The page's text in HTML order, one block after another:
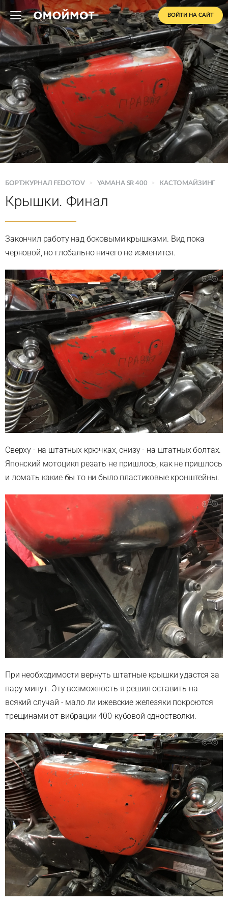
ВОЙТИ НА САЙТ
БОРТЖУРНАЛ FEDOTOV > YAMAHA SR 400 > КАСТОМАЙЗИНГ
Крышки. Финал
Закончил работу над боковыми крышками. Вид пока
черновой, но глобально ничего не изменится.
Сверху - на штатных крючках, снизу - на штатных болтах.
Японский мотоцикл резать не пришлось, как не пришлось
и ломать какие бы то ни было пластиковые кронштейны.
При необходимости вернуть штатные крышки удастся за
пару минут. Эту возможность я решил оставить на
всякий случай - мало ли ижевские железяки покроются
трещинами от вибрации 400-кубовой одностволки.